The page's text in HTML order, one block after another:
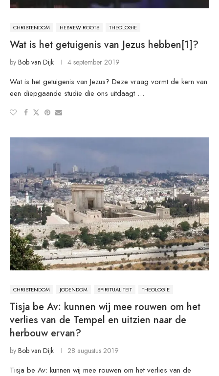
CHRISTENDOM HEBREW ROOTS THEOLOGIE
Wat is het getuigenis van Jezus hebben[1]?
by Bob van Dijk 4 september 2019
Wat is het getuigenis van Jezus? Deze vraag vormt de kern van
een diepgaande studie die ons uitdaagt …
CHRISTENDOM JODENDOM SPIRITUALITEIT THEOLOGIE
Tisja be Av: kunnen wij mee rouwen om het
verlies van de Tempel en uitzien naar de
herbouw ervan?
by Bob van Dijk 28 augustus 2019
Tisja be Av: kunnen wij mee rouwen om het verlies van de